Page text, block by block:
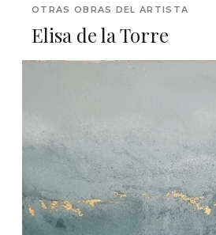
OTRAS OBRAS DEL ARTISTA
Elisa de la Torre